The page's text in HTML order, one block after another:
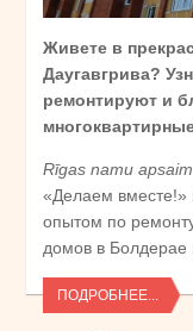
Живете в
Даугавгрива?
ремонтируют и
Rīgas namu
«Делаем вместе!»
опытом по
домов в Болдерае
ПОДРОБНЕЕ...